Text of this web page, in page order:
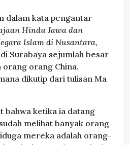
dalam kata pengantar
Hindu Jawa dan
Islam di Nusantara,
Surabaya sejumlah besar
orang orang China.
dikutip dari tulisan Ma
bahwa ketika ia datang
melihat banyak orang
mereka adalah orang-